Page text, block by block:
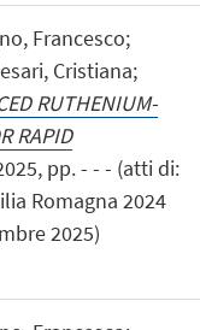
Francesco;
Cristiana;
RUTHENIUM-
RAPID
pp. - - - (atti di:
Romagna 2024
2025)